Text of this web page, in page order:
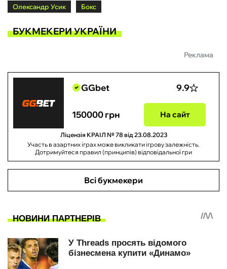
Олександр Усик Бокс
БУКМЕКЕРИ УКРАЇНИ
Реклама
GGbet 9.9
150000 грн На сайт
Ліцензія КРАІЛ № 78 від 23.08.2023
Участь в азартних іграх може викликати ігрову залежність.
Дотримуйтеся правил (принципів) відповідальної гри
Всі букмекери